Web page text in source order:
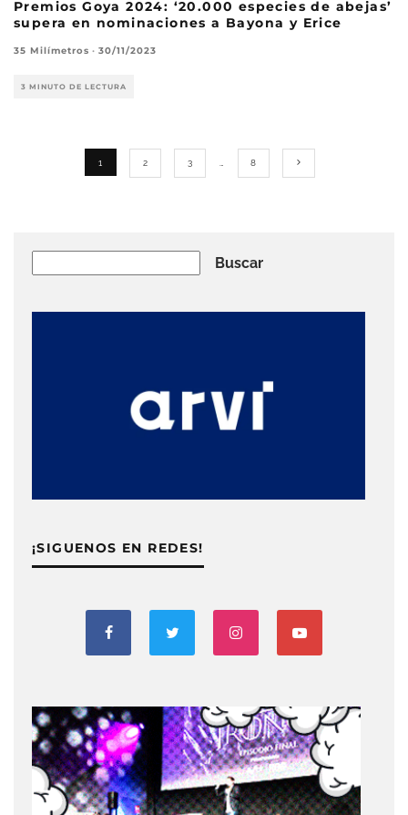
Premios Goya 2024: ‘20.000 especies de abejas’
supera en nominaciones a Bayona y Erice
35 Milímetros · 30/11/2023
3 MINUTO DE LECTURA
1 2 3 … 8
Buscar
¡SIGUENOS EN REDES!